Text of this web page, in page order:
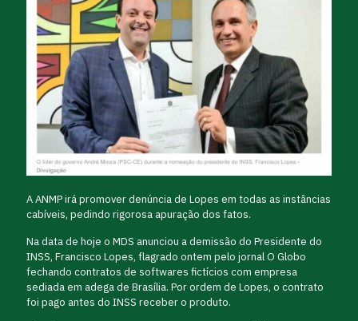
A ANMP irá promover denúncia de Lopes em todas as instâncias
cabíveis, pedindo rigorosa apuração dos fatos.
Na data de hoje o MDS anunciou a demissão do Presidente do
INSS, Francisco Lopes, flagrado ontem pelo jornal O Globo
fechando contratos de softwares fictícios com empresa
sediada em adega de Brasília. Por ordem de Lopes, o contrato
foi pago antes do INSS receber o produto.